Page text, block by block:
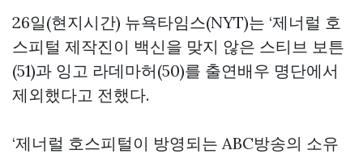
26일(현지시간) 뉴욕타임스(NYT)는 ‘제너럴 호
스피털 제작진이 백신을 맞지 않은 스티브 보튼
(51)과 잉고 라데마허(50)를 출연배우 명단에서
제외했다고 전했다.
‘제너럴 호스피털이 방영되는 ABC방송의 소유